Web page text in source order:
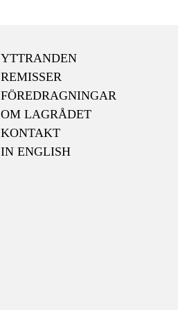
YTTRANDEN
REMISSER
FÖREDRAGNINGAR
OM LAGRÅDET
KONTAKT
IN ENGLISH